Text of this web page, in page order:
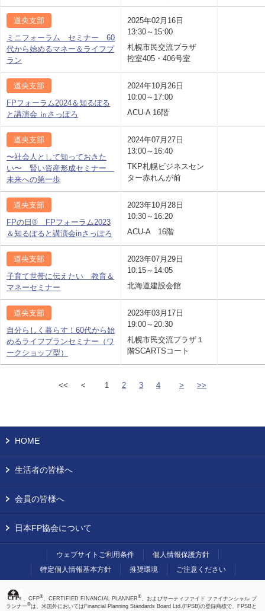
道央支部
ミニフォーラム セミナー 60
代から始めるマネー＆ライフプ
ラン
2025年02月16日
13:30～15:00
札幌市民交流プラザ
控室405・406号室
道央支部
FPフォーラム2024＆知るぽる
と講演会 ㏌さっぽろ
2024年10月26日
10:00～17:00
ACU-A 16階
道央支部
〜社会人として知っておきた
い〜 賢い資産形成セミナー
未来への第一歩
2024年07月27日
13:00～16:40
TKP札幌ビジネスセン
ター赤れんが前
道央支部
FPの日® FPフォーラム2023
＆知るぽると講演会inさっぽろ
2023年10月28日
10:30～16:20
ACU-A 16階
道央支部
子育て世帯に伝えたい 教育＆
マネーセミナー
2023年07月29日
10:15～14:05
北海道建設会館
道央支部
自分らしく暮らす！60代から始
めるライフプランセミナー（ワ
ークショップ型）
2023年03月17日
19:00～20:30
札幌市民交流プラザ１
階SCARTSコート
<< < 1 2 3 4 > >>
HOME
生活者の皆様へ
会員の皆様へ
日本FP協会について
ウェブサイトご利用条件
個人情報保護方針
特定個人情報基本方針
推奨環境 ご注意ください
、CFP®、CERTIFIED FINANCIAL PLANNER®、およびサーティファイド ファイナンシャル プ
ランナー®は、米国外においてはFinancial Planning Standards Board Ltd.(FPSB)の登録商標で、FPSBと